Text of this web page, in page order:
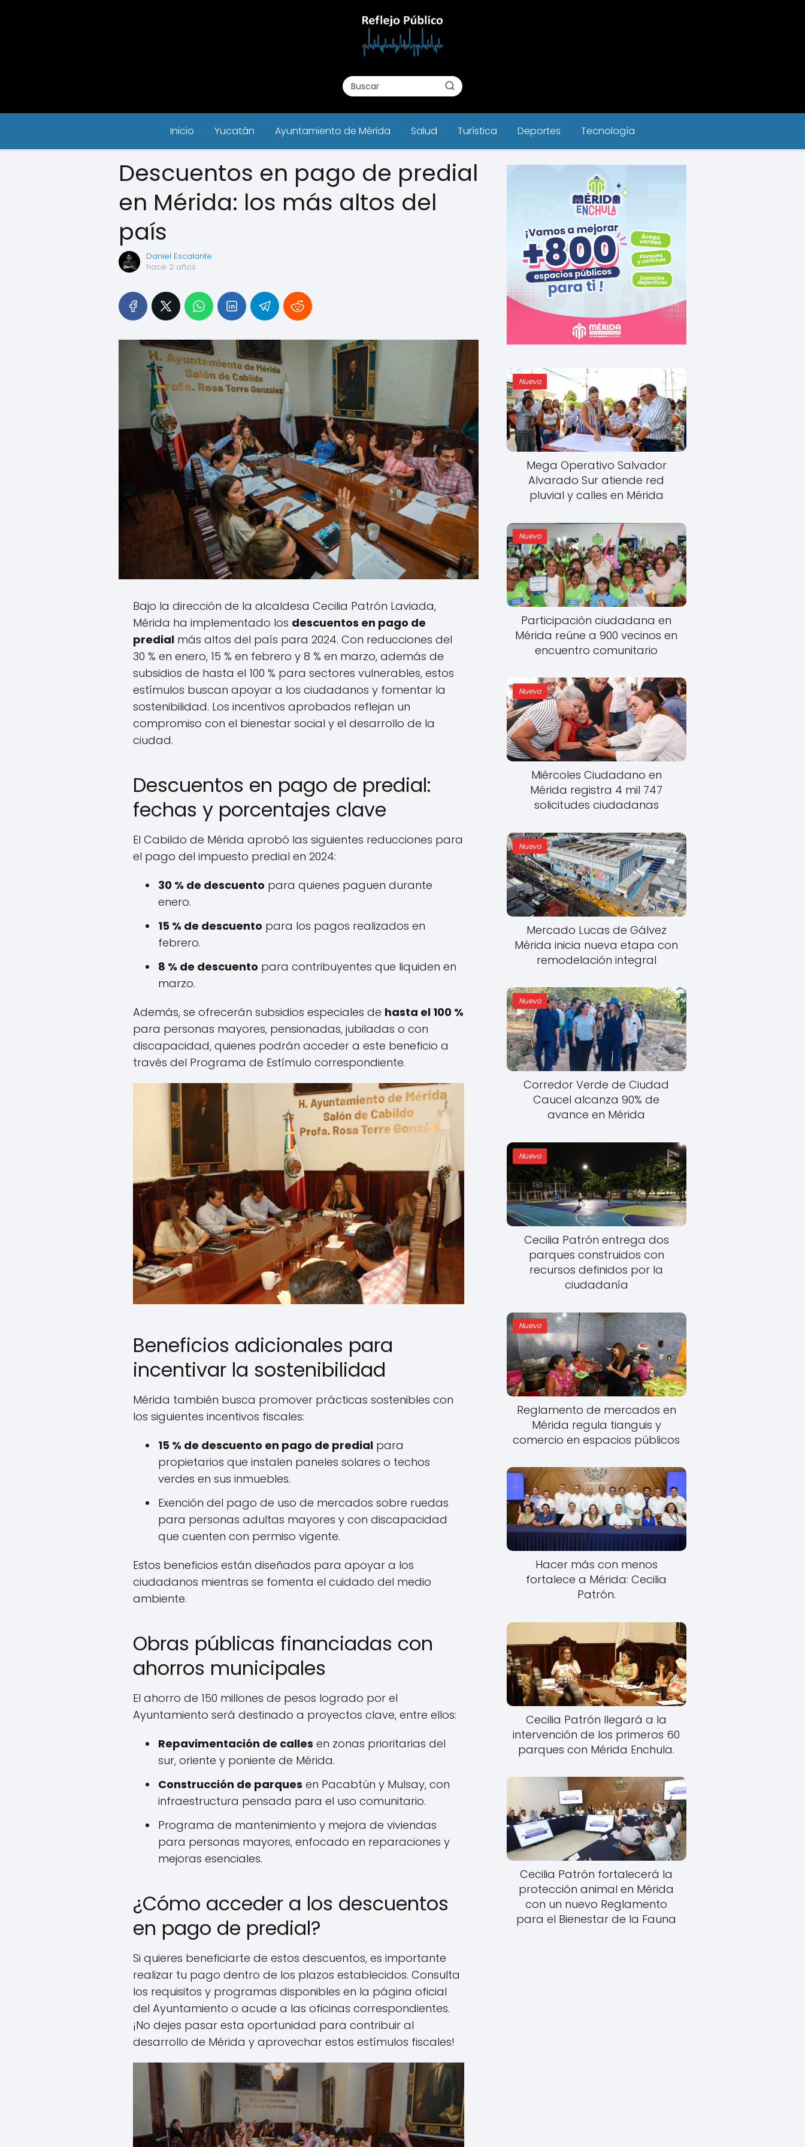
Inicio Yucatán Ayuntamiento de Mérida Salud Turística Deportes Tecnología
Descuentos en pago de predial
en Mérida: los más altos del
país
Daniel Escalante
hace 2 años
Bajo la dirección de la alcaldesa Cecilia Patrón Laviada,
Mérida ha implementado los descuentos en pago de
predial más altos del país para 2024. Con reducciones del
30 % en enero, 15 % en febrero y 8 % en marzo, además de
subsidios de hasta el 100 % para sectores vulnerables, estos
estímulos buscan apoyar a los ciudadanos y fomentar la
sostenibilidad. Los incentivos aprobados reflejan un
compromiso con el bienestar social y el desarrollo de la
ciudad.
Descuentos en pago de predial:
fechas y porcentajes clave
El Cabildo de Mérida aprobó las siguientes reducciones para
el pago del impuesto predial en 2024:
30 % de descuento para quienes paguen durante
enero.
15 % de descuento para los pagos realizados en
febrero.
8 % de descuento para contribuyentes que liquiden en
marzo.
Además, se ofrecerán subsidios especiales de hasta el 100 %
para personas mayores, pensionadas, jubiladas o con
discapacidad, quienes podrán acceder a este beneficio a
través del Programa de Estímulo correspondiente.
Beneficios adicionales para
incentivar la sostenibilidad
Mérida también busca promover prácticas sostenibles con
los siguientes incentivos fiscales:
15 % de descuento en pago de predial para
propietarios que instalen paneles solares o techos
verdes en sus inmuebles.
Exención del pago de uso de mercados sobre ruedas
para personas adultas mayores y con discapacidad
que cuenten con permiso vigente.
Estos beneficios están diseñados para apoyar a los
ciudadanos mientras se fomenta el cuidado del medio
ambiente.
Obras públicas financiadas con
ahorros municipales
El ahorro de 150 millones de pesos logrado por el
Ayuntamiento será destinado a proyectos clave, entre ellos:
Repavimentación de calles en zonas prioritarias del
sur, oriente y poniente de Mérida.
Construcción de parques en Pacabtún y Mulsay, con
infraestructura pensada para el uso comunitario.
Programa de mantenimiento y mejora de viviendas
para personas mayores, enfocado en reparaciones y
mejoras esenciales.
¿Cómo acceder a los descuentos
en pago de predial?
Si quieres beneficiarte de estos descuentos, es importante
realizar tu pago dentro de los plazos establecidos. Consulta
los requisitos y programas disponibles en la página oficial
del Ayuntamiento o acude a las oficinas correspondientes.
¡No dejes pasar esta oportunidad para contribuir al
desarrollo de Mérida y aprovechar estos estímulos fiscales!
Nuevo
Mega Operativo Salvador
Alvarado Sur atiende red
pluvial y calles en Mérida
Nuevo
Participación ciudadana en
Mérida reúne a 900 vecinos en
encuentro comunitario
Nuevo
Miércoles Ciudadano en
Mérida registra 4 mil 747
solicitudes ciudadanas
Nuevo
Mercado Lucas de Gálvez
Mérida inicia nueva etapa con
remodelación integral
Nuevo
Corredor Verde de Ciudad
Caucel alcanza 90% de
avance en Mérida
Nuevo
Cecilia Patrón entrega dos
parques construidos con
recursos definidos por la
ciudadanía
Nuevo
Reglamento de mercados en
Mérida regula tianguis y
comercio en espacios públicos
Hacer más con menos
fortalece a Mérida: Cecilia
Patrón.
Cecilia Patrón llegará a la
intervención de los primeros 60
parques con Mérida Enchula.
Cecilia Patrón fortalecerá la
protección animal en Mérida
con un nuevo Reglamento
para el Bienestar de la Fauna